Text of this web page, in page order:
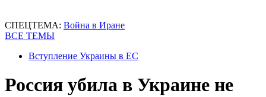
СПЕЦТЕМА: Война в Иране
ВСЕ ТЕМЫ
Вступление Украины в ЕС
Россия убила в Украине не